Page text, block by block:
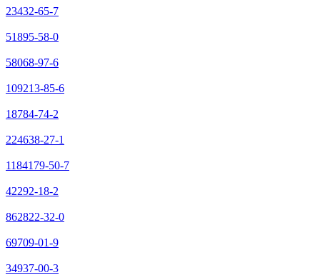
23432-65-7
51895-58-0
58068-97-6
109213-85-6
18784-74-2
224638-27-1
1184179-50-7
42292-18-2
862822-32-0
69709-01-9
34937-00-3